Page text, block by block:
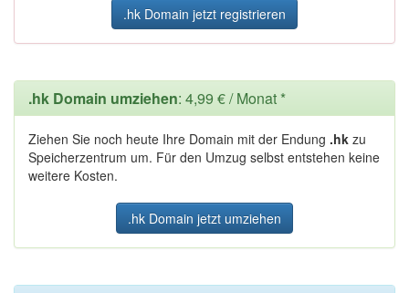
.hk Domain jetzt registrieren
.hk Domain umziehen: 4,99 € / Monat *
Ziehen Sie noch heute Ihre Domain mit der Endung .hk zu
Speicherzentrum um. Für den Umzug selbst entstehen keine
weitere Kosten.
.hk Domain jetzt umziehen